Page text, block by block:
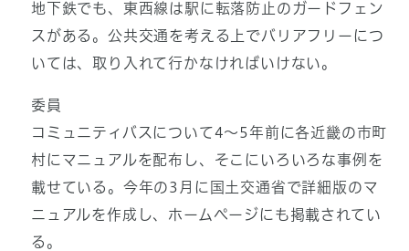
地下鉄でも、東西線は駅に転落防止のガードフェン
スがある。公共交通を考える上でバリアフリーにつ
いては、取り入れて行かなければいけない。
委員
コミュニティバスについて4～5年前に各近畿の市町
村にマニュアルを配布し、そこにいろいろな事例を
載せている。今年の3月に国土交通省で詳細版のマ
ニュアルを作成し、ホームページにも掲載されてい
る。